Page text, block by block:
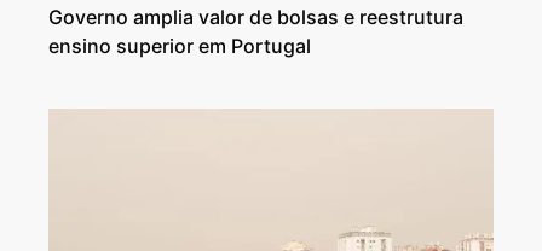
Governo amplia valor de bolsas e reestrutura
ensino superior em Portugal